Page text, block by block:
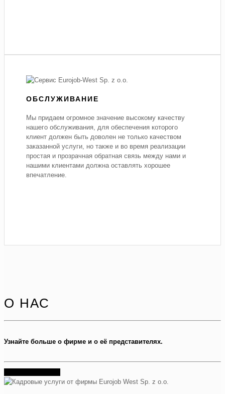
ОБСЛУЖИВАНИЕ
Мы придаем огромное значение высокому качеству
нашего обслуживания, для обеспечения которого
клиент должен быть доволен не только качеством
заказанной услуги, но также и во время реализации
простая и прозрачная обратная связь между нами и
нашими клиентами должна оставлять хорошее
впечатление.
О НАС
Узнайте больше о фирме и о её представителях.